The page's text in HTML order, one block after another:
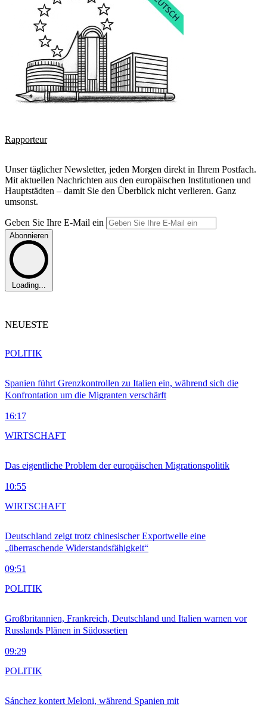
Rapporteur
Unser täglicher Newsletter, jeden Morgen direkt in Ihrem Postfach.
Mit aktuellen Nachrichten aus den europäischen Institutionen und
Hauptstädten – damit Sie den Überblick nicht verlieren. Ganz
umsonst.
Geben Sie Ihre E-Mail ein
Abonnieren
Loading...
NEUESTE
Spanien führt Grenzkontrollen zu Italien ein, während sich die
Konfrontation um die Migranten verschärft
16:17
POLITIK
Das eigentliche Problem der europäischen Migrationspolitik
10:55
WIRTSCHAFT
Deutschland zeigt trotz chinesischer Exportwelle eine
„überraschende Widerstandsfähigkeit“
09:51
WIRTSCHAFT
Großbritannien, Frankreich, Deutschland und Italien warnen vor
Russlands Plänen in Südossetien
09:29
POLITIK
Sánchez kontert Meloni, während Spanien mit
POLITIK